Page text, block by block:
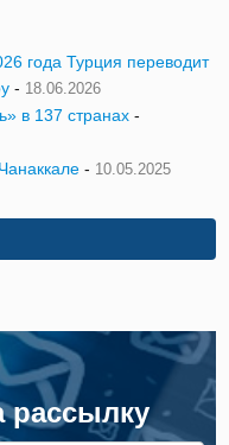
года Турция переводит
- 18.06.2026
в 137 странах -
- 10.05.2025
рассылку